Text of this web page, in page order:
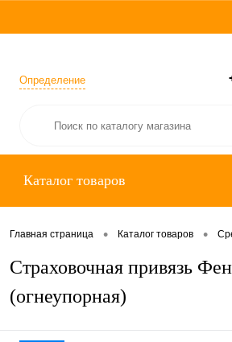
Определение
Каталог товаров
Главная страница • Каталог товаров •
Страховочная привязь
(огнеупорная)